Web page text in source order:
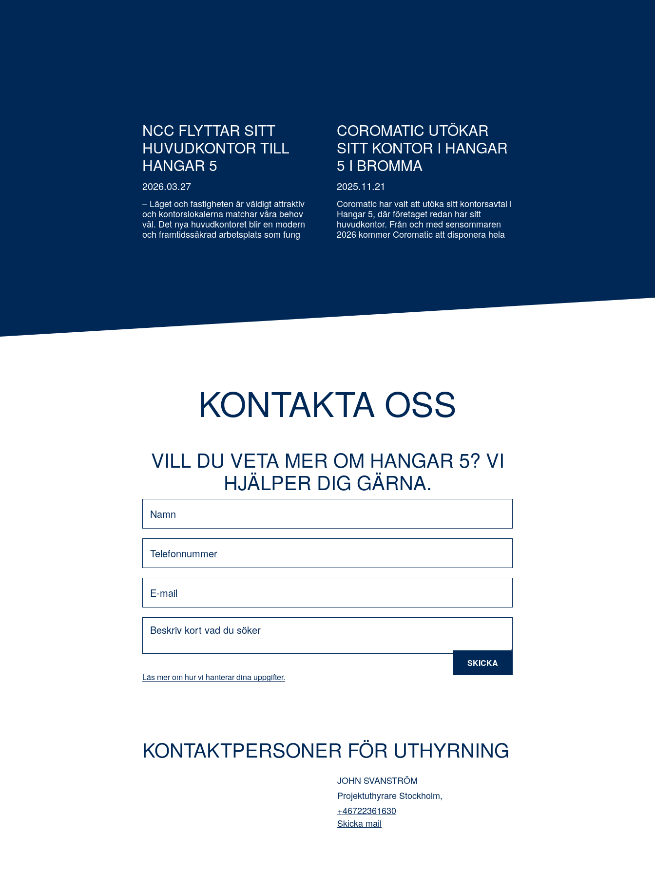
NCC FLYTTAR SITT
HUVUDKONTOR TILL
HANGAR 5
2026.03.27
– Läget och fastigheten är väldigt attraktiv
och kontorslokalerna matchar våra behov
väl. Det nya huvudkontoret blir en modern
och framtidssäkrad arbetsplats som fung
COROMATIC UTÖKAR
SITT KONTOR I HANGAR
5 I BROMMA
2025.11.21
Coromatic har valt att utöka sitt kontorsavtal i
Hangar 5, där företaget redan har sitt
huvudkontor. Från och med sensommaren
2026 kommer Coromatic att disponera hela
KONTAKTA OSS
VILL DU VETA MER OM HANGAR 5? VI
HJÄLPER DIG GÄRNA.
Läs mer om hur vi hanterar dina uppgifter.
KONTAKTPERSONER FÖR UTHYRNING
JOHN SVANSTRÖM
Projektuthyrare Stockholm,
+46722361630
Skicka mail